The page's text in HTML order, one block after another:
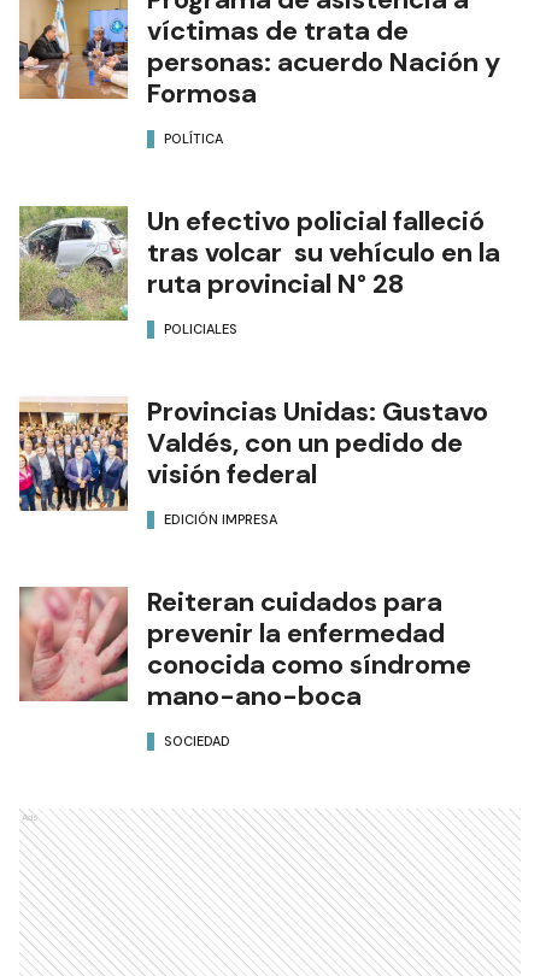
víctimas de trata de
personas: acuerdo Nación y
Formosa
POLÍTICA
Un efectivo policial falleció
tras volcar su vehículo en la
ruta provincial N° 28
POLICIALES
Provincias Unidas: Gustavo
Valdés, con un pedido de
visión federal
EDICIÓN IMPRESA
Reiteran cuidados para
prevenir la enfermedad
conocida como síndrome
mano-ano-boca
SOCIEDAD
Ads